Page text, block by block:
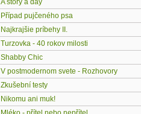
A story a day
Případ pujčeného psa
Najkrajšie príbehy II.
Turzovka - 40 rokov milosti
Shabby Chic
V postmodernom svete - Rozhovory
Zkušební testy
Nikomu ani muk!